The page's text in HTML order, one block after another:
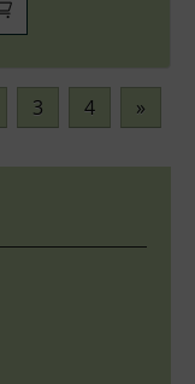
3 4 »